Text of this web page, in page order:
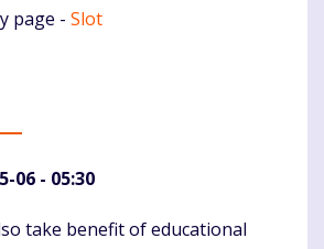
page - Slot
06 - 05:30
take benefit of educational